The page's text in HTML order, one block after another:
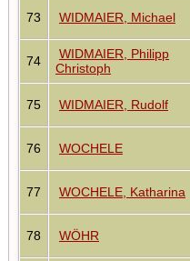
73 WIDMAIER, Michael
74
WIDMAIER, Philipp
Christoph
75 WIDMAIER, Rudolf
76 WOCHELE
77 WOCHELE, Katharina
78 WÖHR